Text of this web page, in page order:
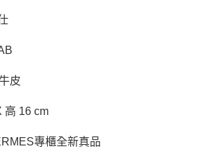
皮
高 16 cm
專櫃全新真品